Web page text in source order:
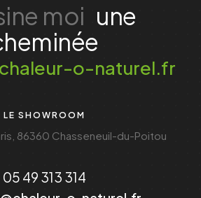
moi une
o-naturel.fr
LE SHOWROOM
86360 Chasseneuil-du-Poitou
05 49 313 314